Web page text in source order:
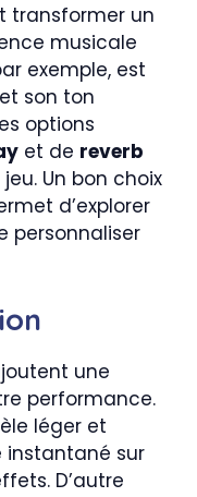
transformer un
musicale
exemple, est
son ton
options
et de reverb
Un bon choix
d’explorer
personnaliser
une
performance.
léger et
instantané sur
D’autre